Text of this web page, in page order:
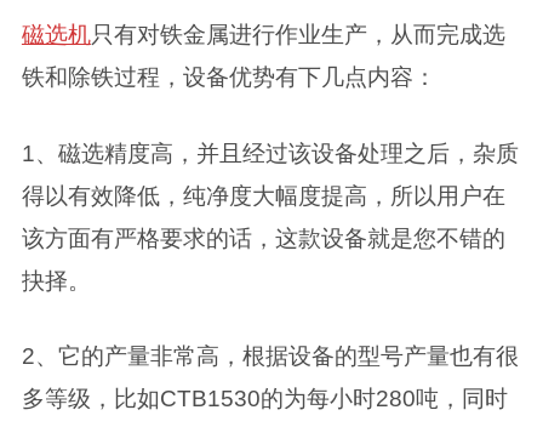
磁选机只有对铁金属进行作业生产，从而完成选
铁和除铁过程，设备优势有下几点内容：
1、磁选精度高，并且经过该设备处理之后，杂质
得以有效降低，纯净度大幅度提高，所以用户在
该方面有严格要求的话，这款设备就是您不错的
抉择。
2、它的产量非常高，根据设备的型号产量也有很
多等级，比如CTB1530的为每小时280吨，同时